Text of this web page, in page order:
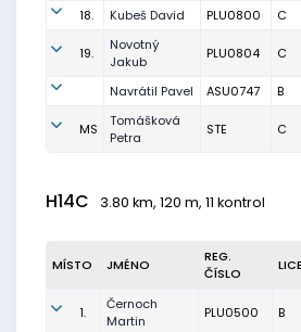
18.
Kubeš David PLU0800 C
19.
Novotný
Jakub
PLU0804 C
Navrátil Pavel ASU0747 B
MS
Tomášková
Petra
STE C
H14C 3.80 km, 120 m, 11 kontrol
MÍSTO JMÉNO
REG.
ČÍSLO
1.
Černoch
Martin
PLU0500 B